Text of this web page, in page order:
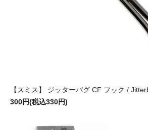
【スミス】 ジッターバグ CF フック /
300円(税込330円)